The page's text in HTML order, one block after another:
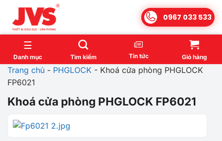
Danh mục Tìm kiếm Tin tức Giỏ hàng
0967 033 533
Trang chủ - PHGLOCK - Khoá cửa phòng PHGLOCK
FP6021
Khoá cửa phòng PHGLOCK FP6021